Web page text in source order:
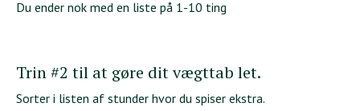
Du ender nok med en liste på 1-10 ting
Trin #2 til at gøre dit vægttab let.
Sorter i listen af stunder hvor du spiser ekstra.